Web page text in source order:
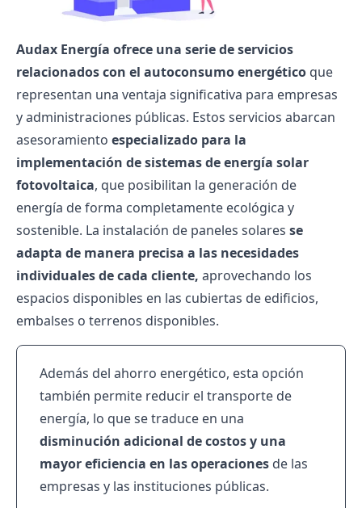
Audax Energía ofrece una serie de servicios
relacionados con el autoconsumo energético que
representan una ventaja significativa para empresas
y administraciones públicas. Estos servicios abarcan
asesoramiento especializado para la
implementación de sistemas de energía solar
fotovoltaica, que posibilitan la generación de
energía de forma completamente ecológica y
sostenible. La instalación de paneles solares se
adapta de manera precisa a las necesidades
individuales de cada cliente, aprovechando los
espacios disponibles en las cubiertas de edificios,
embalses o terrenos disponibles.
Además del ahorro energético, esta opción
también permite reducir el transporte de
energía, lo que se traduce en una
disminución adicional de costos y una
mayor eficiencia en las operaciones de las
empresas y las instituciones públicas.